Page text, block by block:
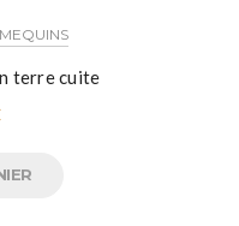
terre cuite